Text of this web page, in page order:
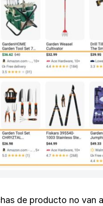
de producto no van